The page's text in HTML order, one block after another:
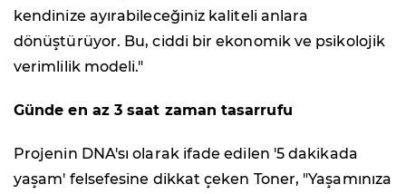
kendinize ayırabileceğiniz kaliteli anlara
dönüştürüyor. Bu, ciddi bir ekonomik ve psikolojik
verimlilik modeli."
Günde en az 3 saat zaman tasarrufu
Projenin DNA'sı olarak ifade edilen '5 dakikada
yaşam' felsefesine dikkat çeken Toner, "Yaşamınıza